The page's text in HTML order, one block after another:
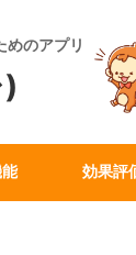
めのアプリ
効果評